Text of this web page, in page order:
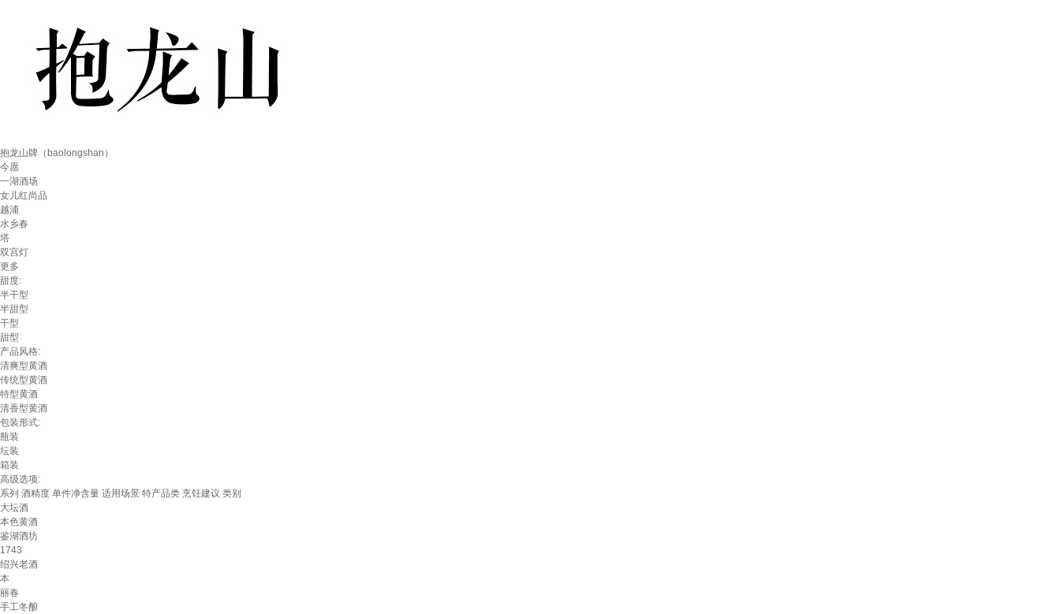
抱龙山牌（baolongshan）
今愿
一湖酒场
女儿红尚品
越浦
水乡春
塔
双宫灯
更多
甜度:
半干型
半甜型
干型
甜型
产品风格:
清爽型黄酒
传统型黄酒
特型黄酒
清香型黄酒
包装形式:
瓶装
坛装
箱装
高级选项:
系列 酒精度 单件净含量 适用场景 特产品类 烹饪建议 类别
大坛酒
本色黄酒
鉴湖酒坊
1743
绍兴老酒
本
丽春
手工冬酿